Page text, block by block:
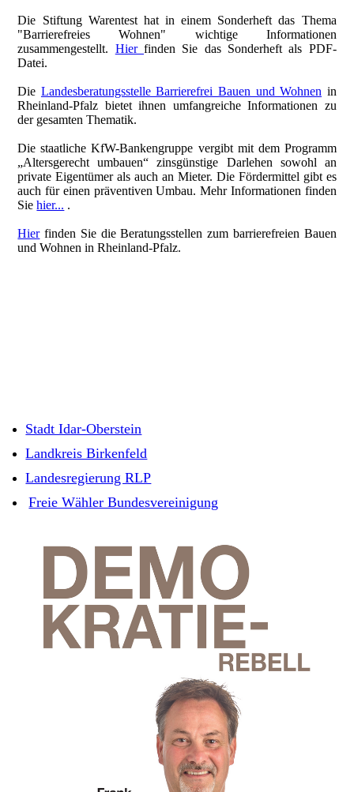
Die Stiftung Warentest hat in einem Sonderheft das Thema
"Barrierefreies Wohnen" wichtige Informationen
zusammengestellt. Hierfinden Sie das Sonderheft als PDF-
Datei.
Die Landesberatungsstelle Barrierefrei Bauen und Wohnen in
Rheinland-Pfalz bietet ihnen umfangreiche Informationen zu
der gesamten Thematik.
Die staatliche KfW-Bankengruppe vergibt mit dem Programm
„Alters­gerecht umbauen“ zins­güns­tige Darlehen sowohl an
private Eigentümer als auch an Mieter. Die Fördermittel gibt es
auch für einen präventiven Umbau. Mehr Informationen finden
Siehier... .
Hierfinden Sie die Beratungsstellen zum barrierefreien Bauen
und Wohnen in Rheinland-Pfalz.
Stadt Idar-Oberstein
Landkreis Birkenfeld
Landesregierung RLP
Freie Wähler Bundesvereinigung